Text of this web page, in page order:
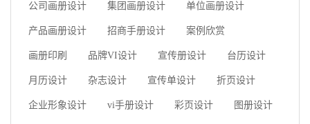
公司画册设计 集团画册设计 单位画册设计
产品画册设计 招商手册设计 案例欣赏
画册印刷 品牌VI设计 宣传册设计 台历设计
月历设计 杂志设计 宣传单设计 折页设计
企业形象设计 vi手册设计 彩页设计 图册设计